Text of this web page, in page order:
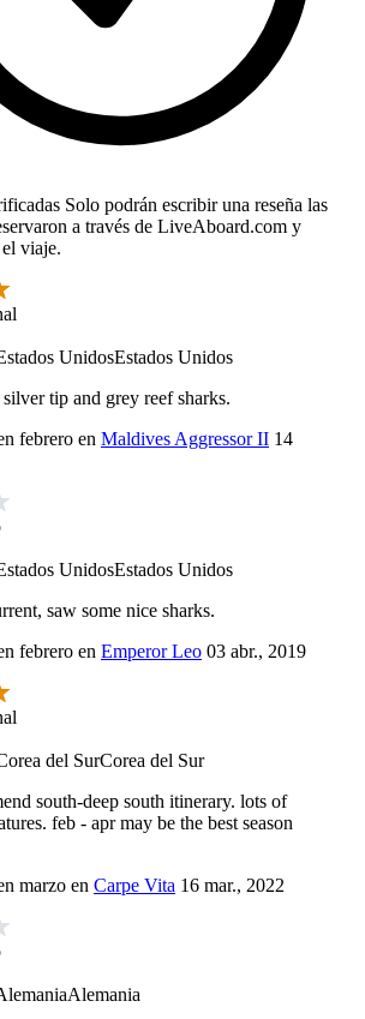
Solo podrán escribir una reseña las
a través de LiveAboard.com y
viaje.
Estados Unidos
tip and grey reef sharks.
febrero en Maldives Aggressor II 14
Estados Unidos
saw some nice sharks.
febrero en Emperor Leo 03 abr., 2019
Corea del Sur
south-deep south itinerary. lots of
feb - apr may be the best season
marzo en Carpe Vita 16 mar., 2022
Alemania